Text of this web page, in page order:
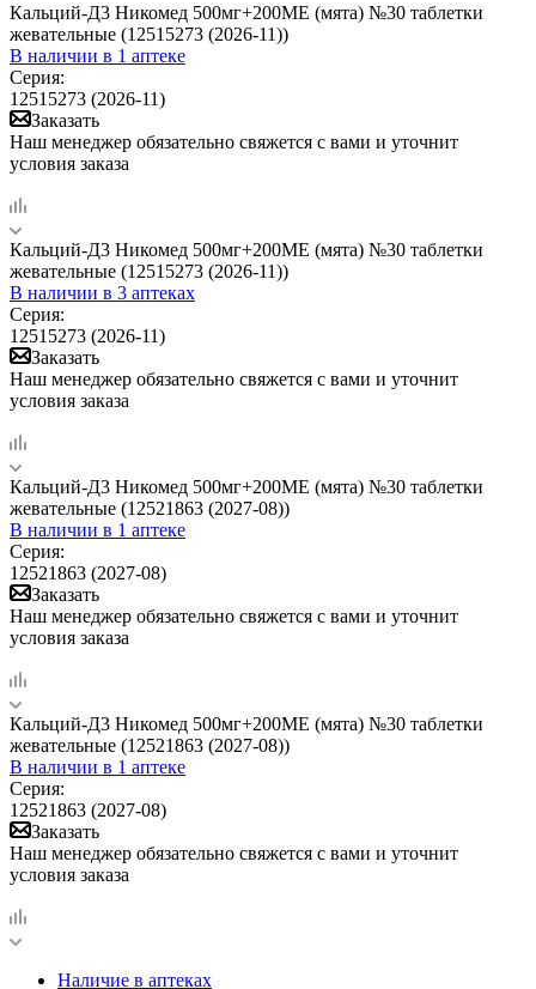
Кальций-Д3 Никомед 500мг+200МЕ (мята) №30 таблетки
жевательные (12515273 (2026-11))
В наличии в 1 аптеке
Серия:
12515273 (2026-11)
Заказать
Наш менеджер обязательно свяжется с вами и уточнит
условия заказа
Кальций-Д3 Никомед 500мг+200МЕ (мята) №30 таблетки
жевательные (12515273 (2026-11))
В наличии в 3 аптеках
Серия:
12515273 (2026-11)
Заказать
Наш менеджер обязательно свяжется с вами и уточнит
условия заказа
Кальций-Д3 Никомед 500мг+200МЕ (мята) №30 таблетки
жевательные (12521863 (2027-08))
В наличии в 1 аптеке
Серия:
12521863 (2027-08)
Заказать
Наш менеджер обязательно свяжется с вами и уточнит
условия заказа
Кальций-Д3 Никомед 500мг+200МЕ (мята) №30 таблетки
жевательные (12521863 (2027-08))
В наличии в 1 аптеке
Серия:
12521863 (2027-08)
Заказать
Наш менеджер обязательно свяжется с вами и уточнит
условия заказа
Наличие в аптеках